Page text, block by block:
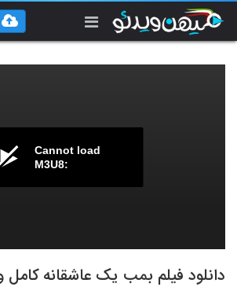
Cannot load
M3U8:
دانلود فیلم بمب یک عاشقانه